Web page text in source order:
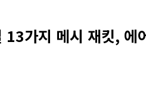
13가지 메시 재킷, 에